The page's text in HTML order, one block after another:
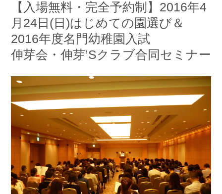
【入場無料・完全予約制】2016年4
月24日(日)はじめての園選び＆
2016年度名門幼稚園入試
伸芽会・伸芽’Sクラブ合同セミナー